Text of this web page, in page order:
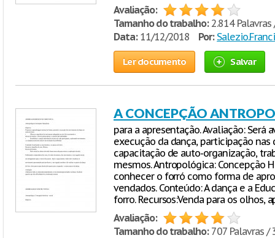
Avaliação:
Tamanho do trabalho:2.814 Palavras
Data:11/12/2018 Por:
Ler documento Salvar
A CONCEPÇÃO
para a apresentação. Avaliação:
execução da dança, participação
capacitação de auto-organização,
mesmos. Antropológica: Concepção
conhecer o forró como forma de
vendados. Conteúdo: A dança e a
forro. Recursos:Venda para os olhos,
Avaliação:
Tamanho do trabalho:707 Palavras /